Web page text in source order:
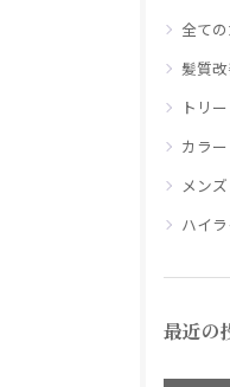
全て
髪質
トリ
カラー
メンズ
ハイ
最近の